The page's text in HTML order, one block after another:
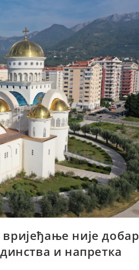
није добар
и напретка